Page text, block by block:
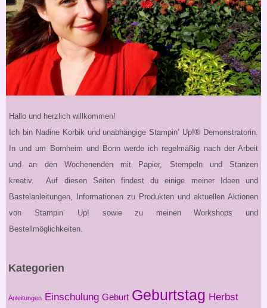
Hallo und herzlich willkommen!
Ich bin Nadine Korbik und unabhängige Stampin‘ Up!® Demonstratorin.
In und um Bornheim und Bonn werde ich regelmäßig nach der Arbeit
und an den Wochenenden mit Papier, Stempeln und Stanzen
kreativ. Auf diesen Seiten findest du einige meiner Ideen und
Bastelanleitungen, Informationen zu Produkten und aktuellen Aktionen
von Stampin‘ Up! sowie zu meinen Workshops und
Bestellmöglichkeiten.
Kategorien
Anleitungen Einschulung Geburt Geburtstag Herbst